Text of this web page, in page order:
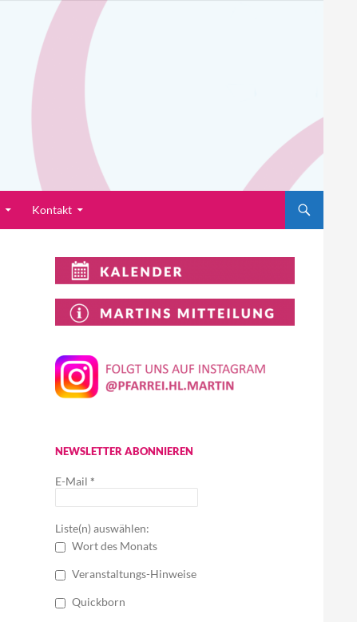
Kontakt
NEWSLETTER ABONNIEREN
E-Mail *
Liste(n) auswählen:
Wort des Monats
Veranstaltungs-Hinweise
Quickborn